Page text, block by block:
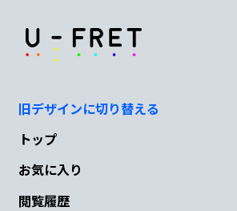
旧デザインに切り替える
トップ
お気に入り
閲覧履歴